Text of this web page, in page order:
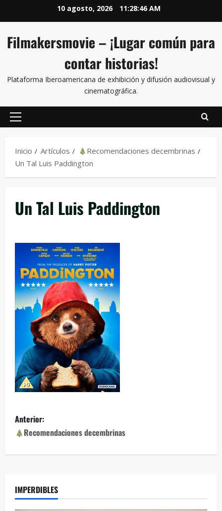
10 agosto, 2026 11:28:47 AM
Filmakersmovie – ¡Lugar común para
contar historias!
Plataforma Iberoamericana de exhibición y difusión audiovisual y
cinematográfica.
Inicio Artículos
Recomendaciones decembrinas
Un Tal Luis Paddington
Un Tal Luis Paddington
Anterior:
Recomendaciones decembrinas
IMPERDIBLES